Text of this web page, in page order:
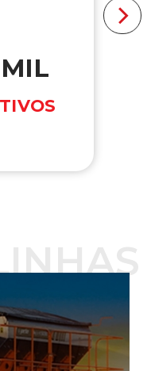
MIL